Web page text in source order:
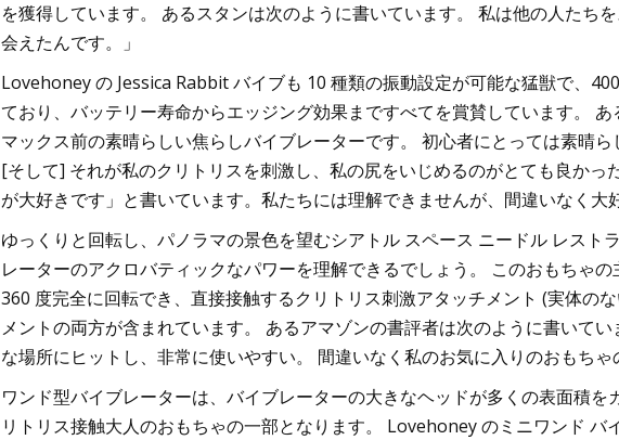
を獲得しています。 あるスタンは次のように書いています。 私は他の人たち
会えたんです。」
Lovehoney の Jessica Rabbit バイブも 10 種類の振動設定が可能な猛獣で、
ており、バッテリー寿命からエッジング効果まですべてを賞賛しています。
マックス前の素晴らしい焦らしバイブレーターです。 初心者にとっては素晴
[そして] それが私のクリトリスを刺激し、私の尻をいじめるのがとても良か
が大好きです」と書いています。私たちには理解できませんが、間違いなく大
ゆっくりと回転し、パノラマの景色を望むシアトル スペース ニードル レスト
レーターのアクロバティックなパワーを理解できるでしょう。 このおもちゃ
360 度完全に回転でき、直接接触するクリトリス刺激アタッチメント (実体の
メントの両方が含まれています。 あるアマゾンの書評者は次のように書いて
な場所にヒットし、非常に使いやすい。 間違いなく私のお気に入りのおもちゃ
ワンド型バイブレーターは、バイブレーターの大きなヘッドが多くの表面積
リトリス接触大人のおもちゃの一部となります。 Lovehoney のミニワンド バ